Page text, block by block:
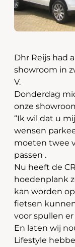
Dhr Reijs had
showroom in
V.
Donderdag
onze
“Ik wil dat u
wensen
moeten twee
passen .
Nu heeft de
hoedenplank
kan worden
fietsen
voor spullen
En laten wij
Lifestyle